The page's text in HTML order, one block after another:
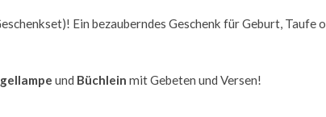
Ein bezauberndes Geschenk für Geburt, Taufe
und Büchlein mit Gebeten und Versen!